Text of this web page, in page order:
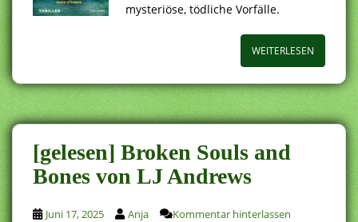
mysteriöse, tödliche Vorfälle.
WEITERLESEN
[gelesen] Broken Souls and
Bones von LJ Andrews
Juni 17, 2025 Anja Kommentar hinterlassen